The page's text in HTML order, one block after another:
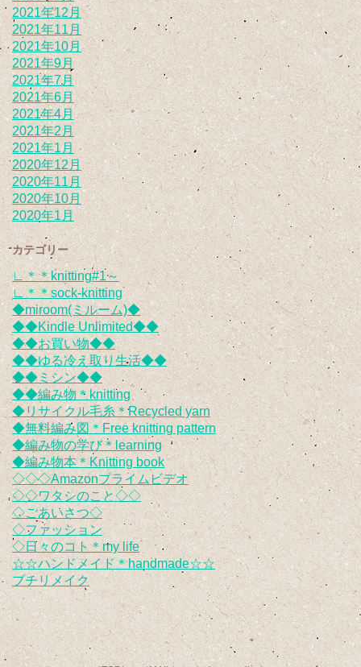
2021年12月
2021年11月
2021年10月
2021年9月
2021年7月
2021年6月
2021年4月
2021年2月
2021年1月
2020年12月
2020年11月
2020年10月
2020年1月
カテゴリー
∟＊＊knitting#1～
∟＊＊sock-knitting
◆miroom(ミルーム)◆
◆◆Kindle Unlimited◆◆
◆◆お買い物◆◆
◆◆ゆる冷え取り生活◆◆
◆◆ミシン◆◆
◆◆編み物＊knitting
◆リサイクル毛糸＊Recycled yarn
◆無料編み図＊Free knitting pattern
◆編み物の学び＊learning
◆編み物本＊Knitting book
◇◇◇Amazonプライムビデオ
◇◇ワタシのこと◇◇
◇ごあいさつ◇
◇ファッション
◇日々のコト＊my life
☆☆ハンドメイド＊handmade☆☆
プチリメイク